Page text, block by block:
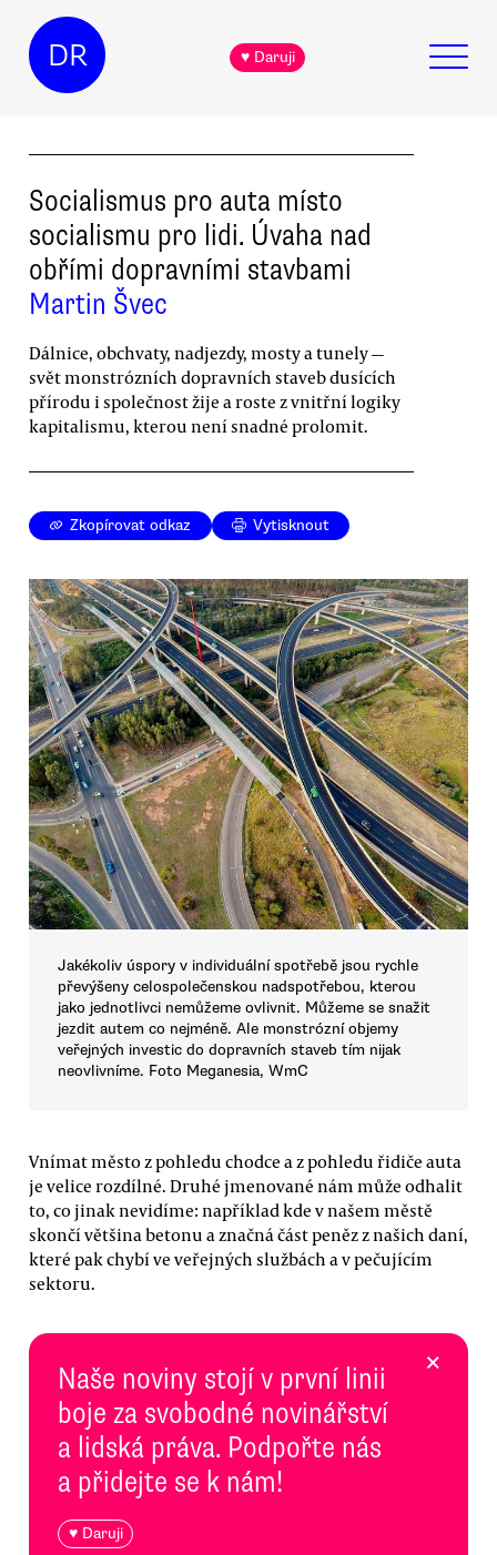
DR ♥ Daruji
Socialismus pro auta místo
socialismu pro lidi. Úvaha nad
obřími dopravními stavbami
Martin Švec
Dálnice, obchvaty, nadjezdy, mosty a tunely —
svět monstrózních dopravních staveb dusících
přírodu i společnost žije a roste z vnitřní logiky
kapitalismu, kterou není snadné prolomit.
Zkopírovat odkaz Vytisknout
Jakékoliv úspory v individuální spotřebě jsou rychle
převýšeny celospolečenskou nadspotřebou, kterou
jako jednotlivci nemůžeme ovlivnit. Můžeme se snažit
jezdit autem co nejméně. Ale monstrózní objemy
veřejných investic do dopravních staveb tím nijak
neovlivníme. Foto Meganesia, WmC
Vnímat město z pohledu chodce a z pohledu řidiče auta
je velice rozdílné. Druhé jmenované nám může odhalit
to, co jinak nevidíme: například kde v našem městě
skončí většina betonu a značná část peněz z našich daní,
které pak chybí ve veřejných službách a v pečujícím
sektoru.
Naše noviny stojí v první linii
boje za svobodné novinářství
a lidská práva. Podpořte nás
a přidejte se k nám!
♥ Daruji
×